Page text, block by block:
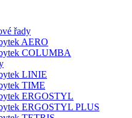
řady
AERO
COLUMBA
LINIE
TIME
ERGOSTYL
ERGOSTYL PLUS